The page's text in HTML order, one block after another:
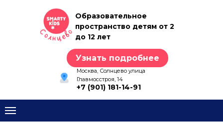
Москва, Солнцево улица
Главмосстроя, 14
Узнать подробнее
+7 (901) 181-14-91
Образовательное
пространство детям от 2
до 12 лет